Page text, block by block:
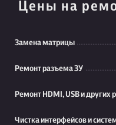
Цены на
Замена матрицы
Ремонт разъема ЗУ
Ремонт HDMI, USB и других
Чистка интерфейсов и